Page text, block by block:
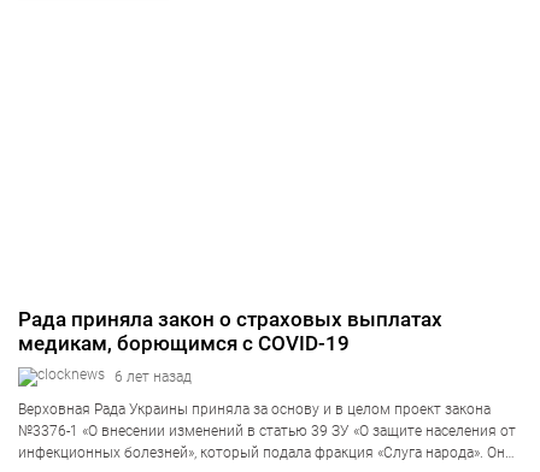
Рада приняла закон о страховых выплатах
медикам, борющимся с COVID-19
6 лет назад
Верховная Рада Украины приняла за основу и в целом проект закона
№3376-1 «О внесении изменений в статью 39 ЗУ «О защите населения от
инфекционных болезней», который подала фракция «Слуга народа». Он